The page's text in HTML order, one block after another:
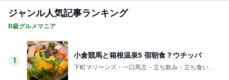
ジャンル人気記事ランキング
B級グルメマニア
1
小倉競馬と箱根温泉5 宿朝食？ウチッパ
下町マリーンズ・一口馬主・立ち飲み・立ち食いそ